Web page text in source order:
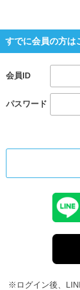
すでに会員の方は
会員ID
パスワード
※ログイン後、